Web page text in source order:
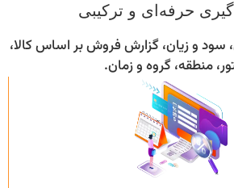
حرفه‌ای و ترکیبی
و زیان، گزارش فروش بر اساس کالا،
منطقه، گروه و زمان.